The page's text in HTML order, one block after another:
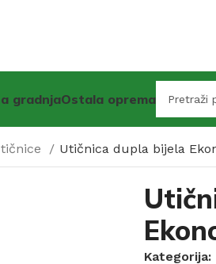
gradnjaOstala oprema
Utičnica dupla bijela
Kategorija: